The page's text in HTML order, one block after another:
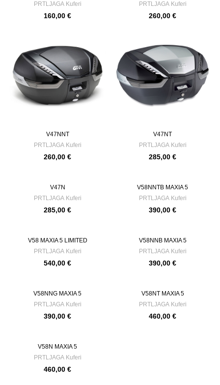
PRTLJAGA Kuferi
160,00 €
PRTLJAGA Kuferi
260,00 €
V47NNT
PRTLJAGA Kuferi
260,00 €
V47NT
PRTLJAGA Kuferi
285,00 €
V47N
PRTLJAGA Kuferi
285,00 €
V58NNTB MAXIA 5
PRTLJAGA Kuferi
390,00 €
V58 MAXIA 5 LIMITED
PRTLJAGA Kuferi
540,00 €
V58NNB MAXIA 5
PRTLJAGA Kuferi
390,00 €
V58NNG MAXIA 5
PRTLJAGA Kuferi
390,00 €
V58NT MAXIA 5
PRTLJAGA Kuferi
460,00 €
V58N MAXIA 5
PRTLJAGA Kuferi
460,00 €